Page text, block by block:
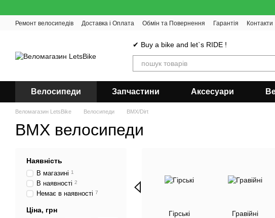
Ремонт велосипедів Доставка і Оплата Обмін та Повернення Гарантія Контакти
✔ Buy a bike and let`s RIDE !
Велосипеди Запчастини Аксесуари
Веломагазин LetsBike Велосипеди BMX/Dirt
BMX велосипеди
Гірські Гравійні
Наявність
В магазині 1
В наявності 2
Немає в наявності 7
Ціна, грн